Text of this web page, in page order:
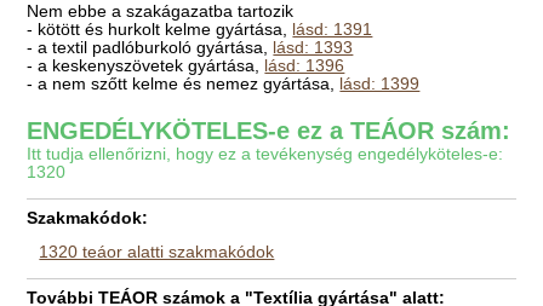
Nem ebbe a szakágazatba tartozik
- kötött és hurkolt kelme gyártása, lásd: 1391
- a textil padlóburkoló gyártása, lásd: 1393
- a keskenyszövetek gyártása, lásd: 1396
- a nem szőtt kelme és nemez gyártása, lásd: 1399
ENGEDÉLYKÖTELES-e ez a TEÁOR szám:
Itt tudja ellenőrizni, hogy ez a tevékenység engedélyköteles-e:
1320
Szakmakódok:
1320 teáor alatti szakmakódok
További TEÁOR számok a "Textília gyártása" alatt: